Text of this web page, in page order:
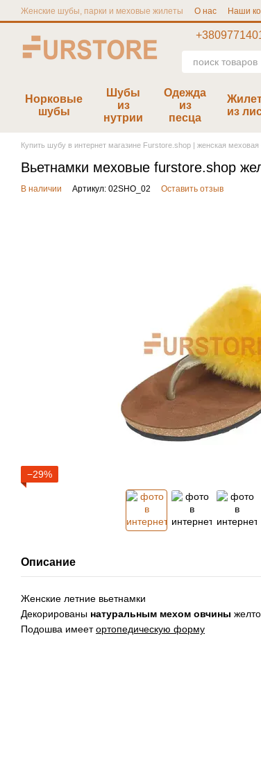
Перейти к основному контенту
Женские шубы, парки и меховые жилеты О нас Наши
Отзывы furstore.shop
Публичная Оферта Размерная
Норковые
шубы
Шубы
из
нутрии
Одежда
из
песца
из
Купить шубу в интернет магазине Furstore.shop | женская
Вьетнамки меховые furstore.shop
В наличии Артикул: 02SHO_02 Оставить отзыв
−29%
Описание
Женские летние вьетнамки
Декорированы натуральным мехом овчины
Подошва имеетортопедическую форму